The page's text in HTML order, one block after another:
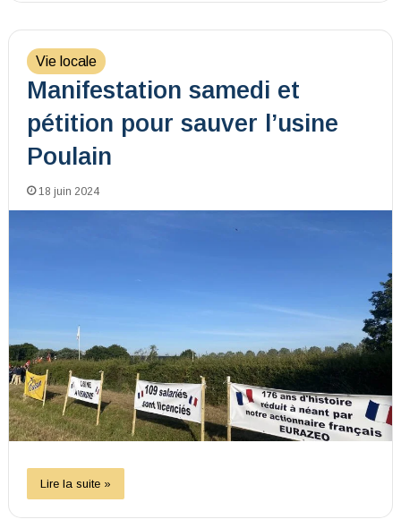
Vie locale
Manifestation samedi et
pétition pour sauver l’usine
Poulain
18 juin 2024
Lire la suite »